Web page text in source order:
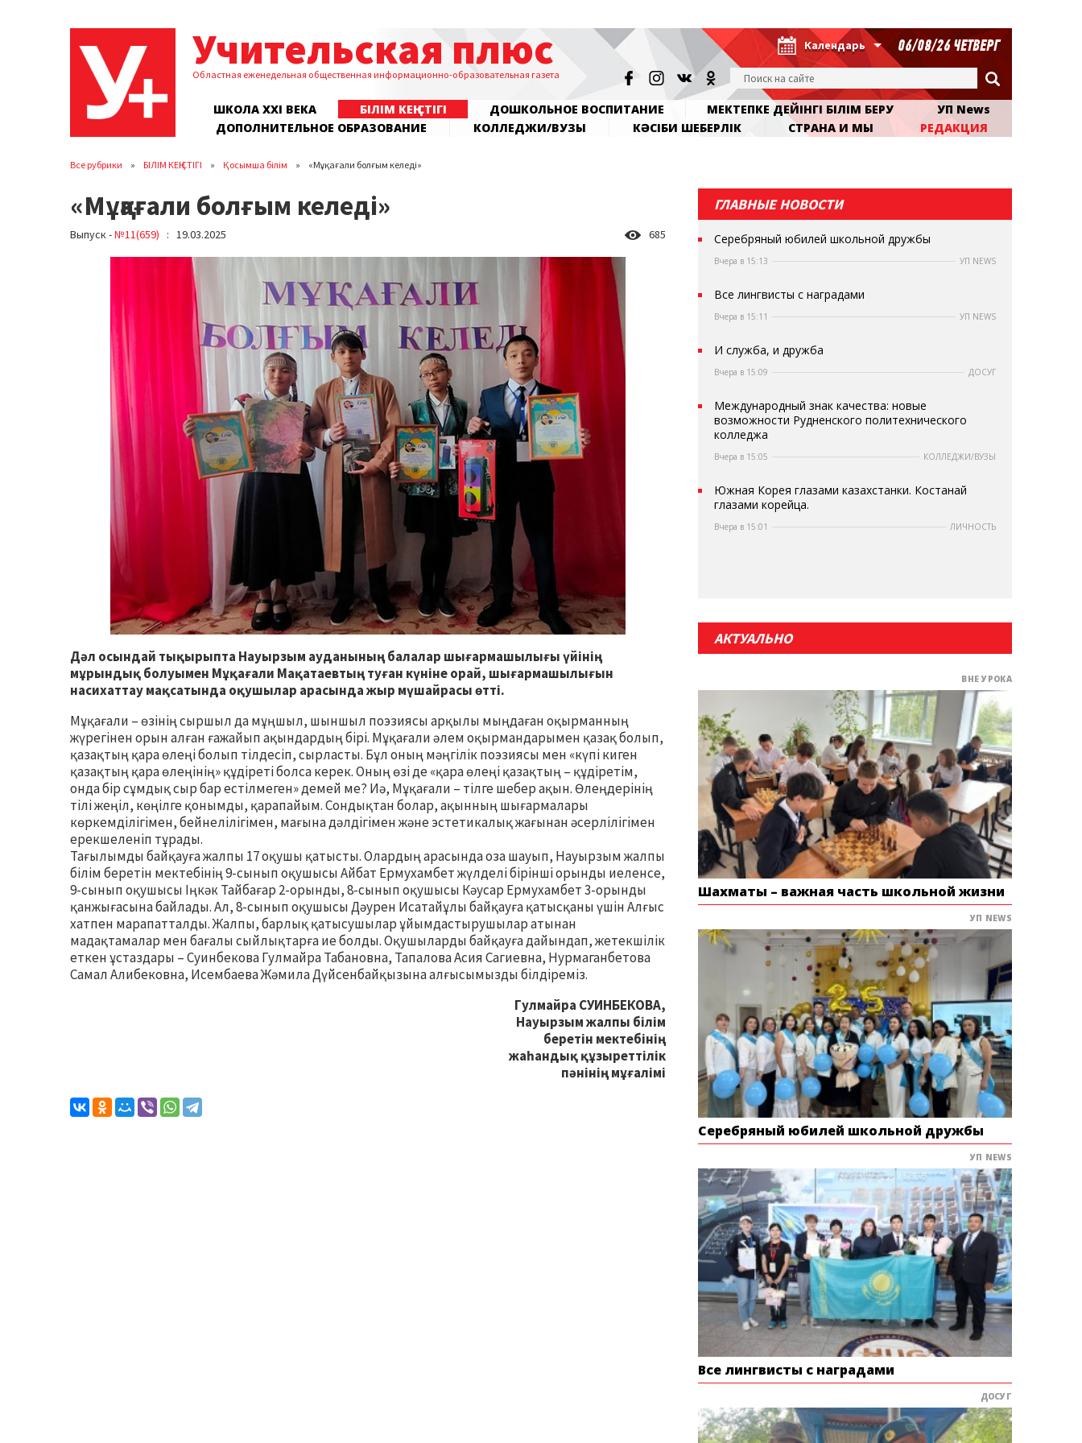
Учительская плюс
Областная еженедельная общественная информационно-образовательная газета
Календарь 06/08/26 ЧЕТВЕРГ
ШКОЛА XXI ВЕКА БІЛІМ КЕҢІСТІГІ ДОШКОЛЬНОЕ ВОСПИТАНИЕ МЕКТЕПКЕ ДЕЙІНГІ БІЛІМ БЕРУ
УП News
ДОПОЛНИТЕЛЬНОЕ ОБРАЗОВАНИЕ
КОЛЛЕДЖИ/ВУЗЫ КӘСІБИ ШЕБЕРЛІК СТРАНА И МЫ РЕДАКЦИЯ
Все рубрики БІЛІМ КЕҢІСТІГІ Қосымша білім «Мұқағали болғым келеді»
«Мұқағали болғым келеді»
Выпуск -№11(659) : 19.03.2025 685
Дәл осындай тықырыпта Науырзым ауданының балалар шығармашылығы үйінің
мұрындық болуымен Мұқағали Мақатаевтың туған күніне орай, шығармашылығын
насихаттау мақсатында оқушылар арасында жыр мүшайрасы өтті.
Мұқағали – өзінің сыршыл да мұңшыл, шыншыл поэзиясы арқылы мыңдаған оқырманның
жүрегінен орын алған ғажайып ақындардың бірі. Мұқағали әлем оқырмандарымен қазақ болып,
қазақтың қара өлеңі болып тілдесіп, сырласты. Бұл оның мәңгілік поэзиясы мен «күпі киген
қазақтың қара өлеңінің» құдіреті болса керек. Оның өзі де «қара өлеңі қазақтың – құдіретім,
онда бір сұмдық сыр бар естілмеген» демей ме? Иә, Мұқағали – тілге шебер ақын. Өлеңдерінің
тілі жеңіл, көңілге қонымды, қарапайым. Сондықтан болар, ақынның шығармалары
көркемділігімен, бейнелілігімен, мағына дәлдігімен және эстетикалық жағынан әсерлілігімен
ерекшеленіп тұрады.
Тағылымды байқауға жалпы 17 оқушы қатысты. Олардың арасында оза шауып, Науырзым жалпы
білім беретін мектебінің 9-сынып оқушысы Айбат Ермухамбет жүлделі бірінші орынды иеленсе,
9-сынып оқушысы Іңкәк Тайбағар 2-орынды, 8-сынып оқушысы Кәусар Ермухамбет 3-орынды
қанжығасына байлады. Ал, 8-сынып оқушысы Дәурен Исатайұлы байқауға қатысқаны үшін Алғыс
хатпен марапатталды. Жалпы, барлық қатысушылар ұйымдастырушылар атынан
мадақтамалар мен бағалы сыйлықтарға ие болды. Оқушыларды байқауға дайындап, жетекшілік
еткен ұстаздары – Суинбекова Гулмайра Табановна, Тапалова Асия Сагиевна, Нурмаганбетова
Самал Алибековна, Исембаева Жәмила Дүйсенбайқызына алғысымызды білдіреміз.
Гулмайра СУИНБЕКОВА,
Науырзым жалпы білім
беретін мектебінің
жаһандық құзыреттілік
пәнінің мұғалімі
ГЛАВНЫЕ НОВОСТИ
Серебряный юбилей школьной дружбы
Вчера в 15:13 УП NEWS
Все лингвисты с наградами
Вчера в 15:11 УП NEWS
И служба, и дружба
Вчера в 15:09 ДОСУГ
Международный знак качества: новые
возможности Рудненского политехнического
колледжа
Вчера в 15:05 КОЛЛЕДЖИ/ВУЗЫ
Южная Корея глазами казахстанки. Костанай
глазами корейца.
Вчера в 15:01 ЛИЧНОСТЬ
АКТУАЛЬНО
ВНЕ УРОКА
Шахматы – важная часть школьной жизни
УП NEWS
Серебряный юбилей школьной дружбы
УП NEWS
Все лингвисты с наградами
ДОСУГ